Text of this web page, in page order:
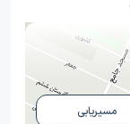
مسیریابی